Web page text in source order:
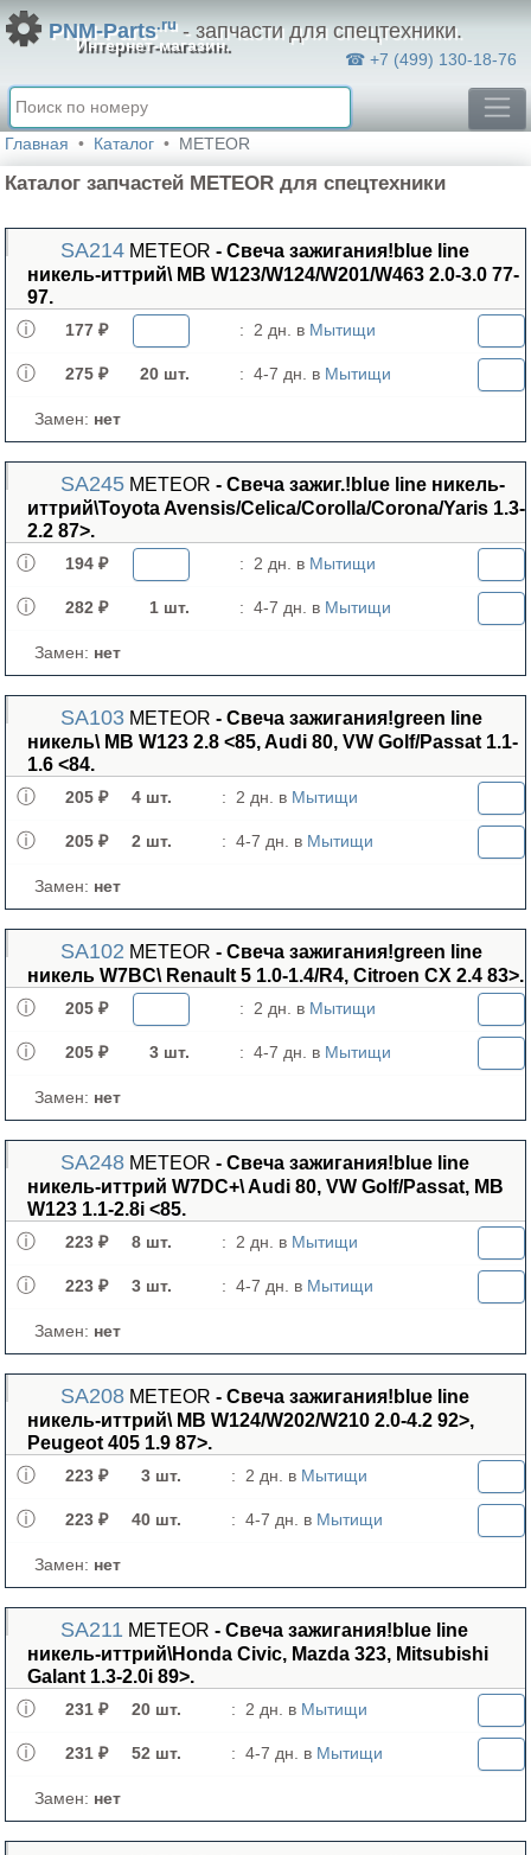
PNM-Parts.ru- запчасти для спецтехники.
Интернет-магазин.
☎ +7 (499) 130-18-76
Главная Каталог METEOR
Каталог запчастей METEOR для спецтехники
SA214 METEOR - Свеча зажигания!blue line
никель-иттрий\ MB W123/W124/W201/W463 2.0-3.0 77-
97.
177 ₽ : 2 дн. в Мытищи
275 ₽ 20 шт. : 4-7 дн. в Мытищи
Замен: нет
SA245 METEOR - Свеча зажиг.!blue line никель-
иттрий\Toyota Avensis/Celica/Corolla/Corona/Yaris 1.3-
2.2 87>.
194 ₽ : 2 дн. в Мытищи
282 ₽ 1 шт. : 4-7 дн. в Мытищи
Замен: нет
SA103 METEOR - Свеча зажигания!green line
никель\ MB W123 2.8 <85, Audi 80, VW Golf/Passat 1.1-
1.6 <84.
205 ₽ 4 шт. : 2 дн. в Мытищи
205 ₽ 2 шт. : 4-7 дн. в Мытищи
Замен: нет
SA102 METEOR - Свеча зажигания!green line
никель W7BC\ Renault 5 1.0-1.4/R4, Citroen CX 2.4 83>.
205 ₽ : 2 дн. в Мытищи
205 ₽ 3 шт. : 4-7 дн. в Мытищи
Замен: нет
SA248 METEOR - Свеча зажигания!blue line
никель-иттрий W7DC+\ Audi 80, VW Golf/Passat, MB
W123 1.1-2.8i <85.
223 ₽ 8 шт. : 2 дн. в Мытищи
223 ₽ 3 шт. : 4-7 дн. в Мытищи
Замен: нет
SA208 METEOR - Свеча зажигания!blue line
никель-иттрий\ MB W124/W202/W210 2.0-4.2 92>,
Peugeot 405 1.9 87>.
223 ₽ 3 шт. : 2 дн. в Мытищи
223 ₽ 40 шт. : 4-7 дн. в Мытищи
Замен: нет
SA211 METEOR - Свеча зажигания!blue line
никель-иттрий\Honda Civic, Mazda 323, Mitsubishi
Galant 1.3-2.0i 89>.
231 ₽ 20 шт. : 2 дн. в Мытищи
231 ₽ 52 шт. : 4-7 дн. в Мытищи
Замен: нет